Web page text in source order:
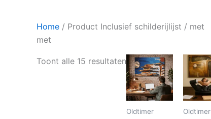
Home / Product Inclusief schilderijlijst / met
met
Toont alle 15 resultaten Gesorteerd
op
prijs:
laag
naar
Oldtimer Oldtimer